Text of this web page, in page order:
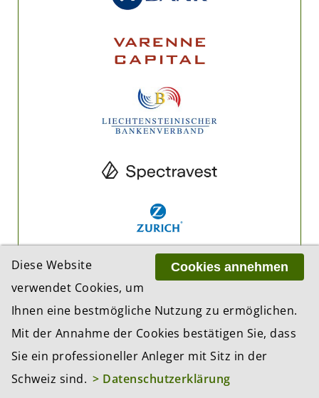
Cookies annehmen
Diese Website
verwendet Cookies, um
Ihnen eine bestmögliche Nutzung zu ermöglichen.
Mit der Annahme der Cookies bestätigen Sie, dass
Sie ein professioneller Anleger mit Sitz in der
Schweiz sind. > Datenschutzerklärung